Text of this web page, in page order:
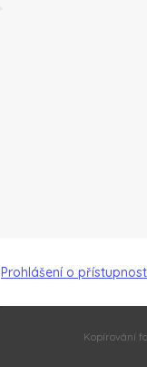
Prohlášení o
Kopírování